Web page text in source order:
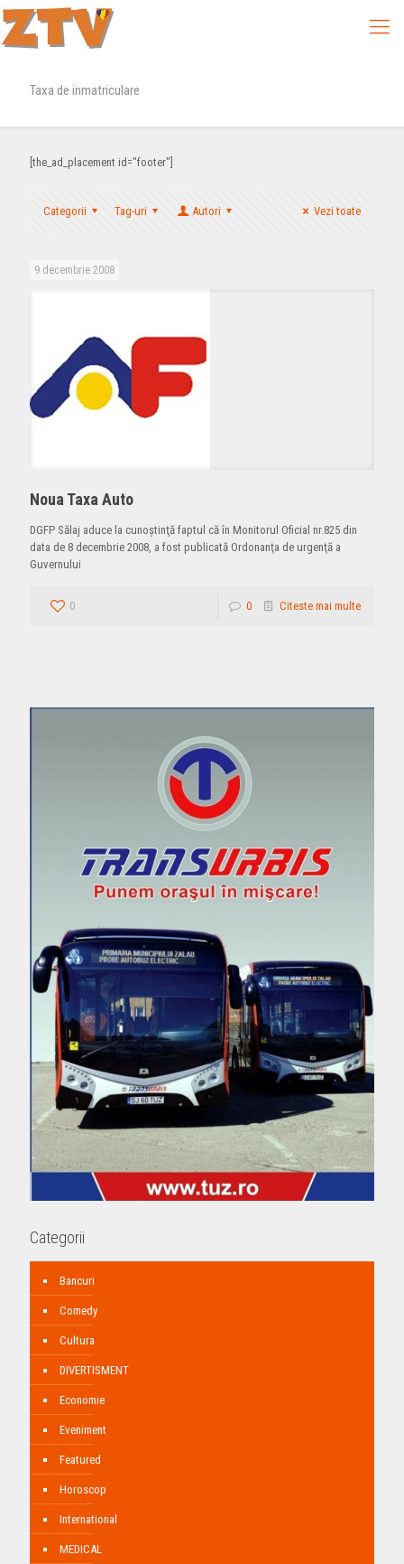
Taxa de inmatriculare
[the_ad_placement id="footer"]
Categorii Tag-uri Autori Vezi toate
9 decembrie 2008
Noua Taxa Auto
DGFP Sălaj aduce la cunoştinţă faptul că în Monitorul Oficial nr.825 din
data de 8 decembrie 2008, a fost publicată Ordonanţa de urgenţă a
Guvernului
0 0 Citeste mai multe
Categorii
Bancuri
Comedy
Cultura
DIVERTISMENT
Economie
Eveniment
Featured
Horoscop
International
MEDICAL